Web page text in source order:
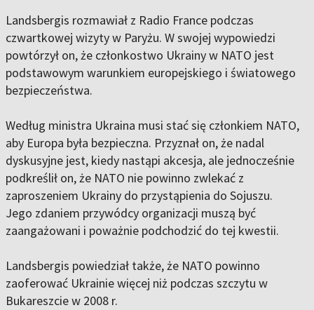
Landsbergis rozmawiał z Radio France podczas
czwartkowej wizyty w Paryżu. W swojej wypowiedzi
powtórzył on, że członkostwo Ukrainy w NATO jest
podstawowym warunkiem europejskiego i światowego
bezpieczeństwa.
Według ministra Ukraina musi stać się członkiem NATO,
aby Europa była bezpieczna. Przyznał on, że nadal
dyskusyjne jest, kiedy nastąpi akcesja, ale jednocześnie
podkreślił on, że NATO nie powinno zwlekać z
zaproszeniem Ukrainy do przystąpienia do Sojuszu.
Jego zdaniem przywódcy organizacji muszą być
zaangażowani i poważnie podchodzić do tej kwestii.
Landsbergis powiedział także, że NATO powinno
zaoferować Ukrainie więcej niż podczas szczytu w
Bukareszcie w 2008 r.